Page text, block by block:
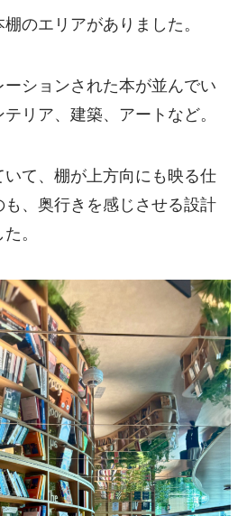
のエリアがありました。
ションされた本が並んでい
リア、建築、アートなど。
て、棚が上方向にも映る仕
、奥行きを感じさせる設計
。